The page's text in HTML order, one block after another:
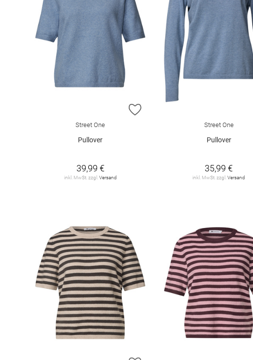
ZUR WUNSCHLISTE HINZUFÜGEN
Street One
Pullover
39,99 €
inkl. MwSt. zzgl. Versand
Street One
Pullover
35,99 €
inkl. MwSt. zzgl.Versand